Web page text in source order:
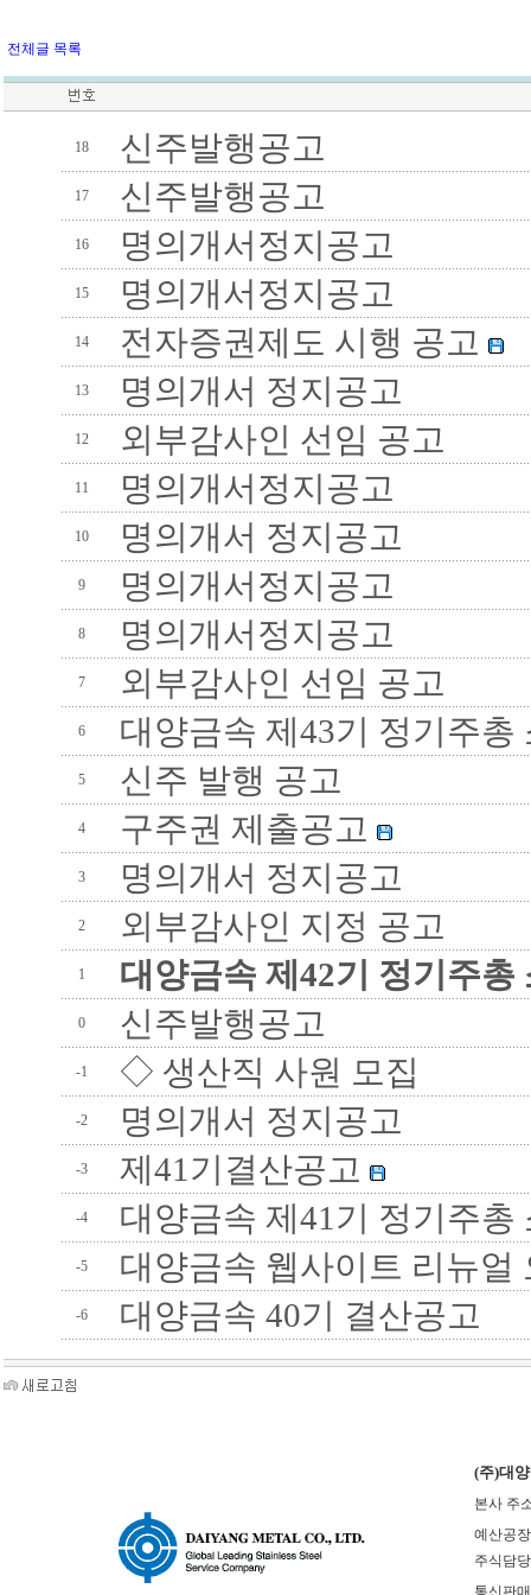
전체글 목록
18 신주발행공고
17 신주발행공고
16 명의개서정지공고
15 명의개서정지공고
14 전자증권제도 시행 공고
13 명의개서 정지공고
12 외부감사인 선임 공고
11 명의개서정지공고
10 명의개서 정지공고
9 명의개서정지공고
8 명의개서정지공고
7 외부감사인 선임 공고
6 대양금속 제43기 정기주총
5 신주 발행 공고
4 구주권 제출공고
3 명의개서 정지공고
2 외부감사인 지정 공고
1 대양금속 제42기 정기주총
0 신주발행공고
-1 ◇ 생산직 사원 모집
-2 명의개서 정지공고
-3 제41기결산공고
-4 대양금속 제41기 정기주총
-5 대양금속 웹사이트 리뉴얼
-6 대양금속 40기 결산공고
(주)대
본사 주
예산공
주식담
통신판